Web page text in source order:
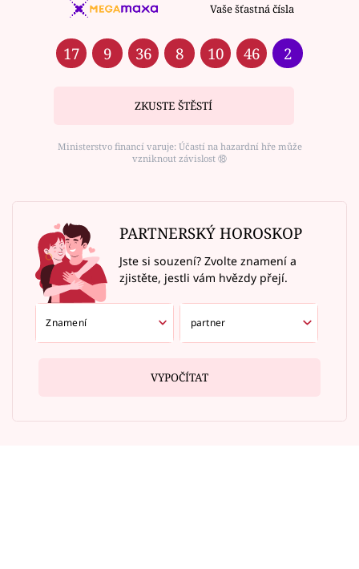
Vaše šťastná čísla
17 9 36 8 10 46 2
ZKUSTE ŠTĚSTÍ
Ministerstvo financí varuje: Účastí na hazardní hře může
vzniknout závislost ⑱
PARTNERSKÝ HOROSKOP
Jste si souzení? Zvolte znamení a
zjistěte, jestli vám hvězdy přejí.
VYPOČÍTAT